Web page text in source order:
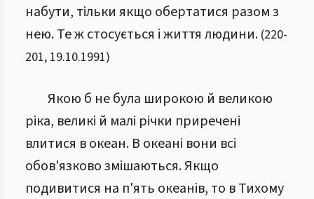
набути, тільки якщо обертатися разом з
нею. Те ж стосується і життя людини. (220-
201, 19.10.1991)
Якою б не була широкою й великою
ріка, великі й малі річки приречені
влитися в океан. В океані вони всі
обов'язково змішаються. Якщо
подивитися на п'ять океанів, то в Тихому